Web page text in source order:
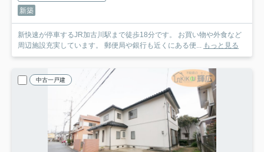
新築
新快速が停車するJR加古川駅まで徒歩18分です。 お買い物や外食など
周辺施設充実しています。 郵便局や銀行も近くにある便... もっと見る
中古一戸建